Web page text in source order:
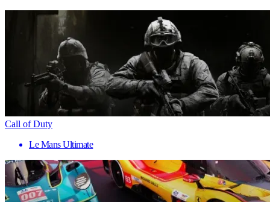
Call of Duty
Le Mans Ultimate